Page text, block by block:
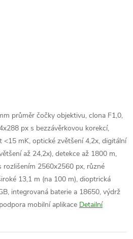
průměr čočky objektivu, clona F1,0,
px s bezzávěrkovou korekcí,
mK, optické zvětšení 4,2x, digitální
až 24,2x), detekce až 1800 m,
rozlišením 2560x2560 px, různé
13,1 m (na 100 m), dioptrická
integrovaná baterie a 18650, výdrž
mobilní aplikace Detailní